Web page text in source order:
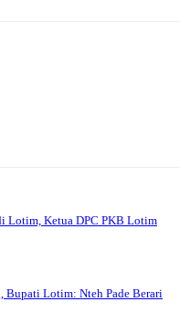
Lotim, Ketua DPC PKB Lotim
Bupati Lotim: Nteh Pade Berari